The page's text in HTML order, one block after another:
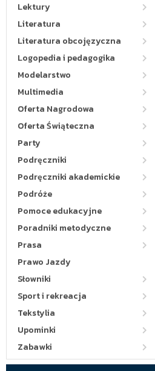
Lektury
Literatura
Literatura obcojęzyczna
Logopedia i pedagogika
Modelarstwo
Multimedia
Oferta Nagrodowa
Oferta Świąteczna
Party
Podręczniki
Podręczniki akademickie
Podróże
Pomoce edukacyjne
Poradniki metodyczne
Prasa
Prawo Jazdy
Słowniki
Sport i rekreacja
Tekstylia
Upominki
Zabawki